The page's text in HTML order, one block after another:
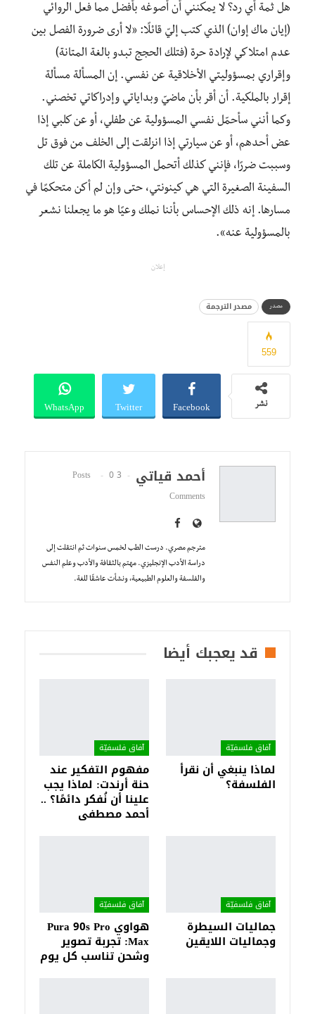
هل ثمة أي رد؟ لا يمكنني أن أصوغه بأفضل مما فعل الروائي
(إيان ماك إوان) الذي كتب إليّ قائلًا: «لا أرى ضرورة الفصل بين
عدم امتلاكي لإرادة حرة (فتلك الحجج تبدو بالغة المتانة)
وإقراري بمسؤوليتي الأخلاقية عن نفسي. إن المسألة مسألة
إقرار بالملكية. أن أقر بأن ماضيّ وبداياتي وإدراكاتي تخصني.
وكما أنني سأحمّل نفسي المسؤولية عن طفلي، أو عن كلبي إذا
عض أحدهم، أو عن سيارتي إذا انزلقت إلى الخلف من فوق تل
وسببت ضررًا، فإنني كذلك أتحمل المسؤولية الكاملة عن تلك
السفينة الصغيرة التي هي كينونتي، حتى وإن لم أكن متحكمًا في
مسارها. إنه ذلك الإحساس بأننا نملك وعيًا هو ما يجعلنا نشعر
بالمسؤولية عنه».
إعلان
مصدر مصدر الترجمة
559
نشر Facebook
Twitter
WhatsApp
أحمد قياتي 3 Posts
0
Comments
مترجم مصري. درست الطب لخمس سنوات ثم انتقلت إلى
دراسة الأدب الإنجليزي. مهتم بالثقافة والأدب وعلم النفس
والفلسفة والعلوم الطبيعية، ونشأت عاشقًا للغة.
قد يعجبك أيضا
آفاق فلسفيّة‎
لماذا ينبغي أن نقرأ
الفلسفة؟
آفاق فلسفيّة‎
مفهوم التفكير عند
حنة أرندت: لماذا يجب
علينا أن نُفكر دائمًا؟ ..
أحمد مصطفى
آفاق فلسفيّة‎
جماليات السيطرة
وجماليات اللايقين
آفاق فلسفيّة‎
هواوي Pura 90s Pro
Max: تجربة تصوير
وشحن تناسب كل يوم